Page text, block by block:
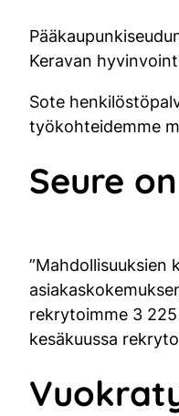
Keravan
Sote
työkohteidemme
Seure
rekrytoimme 3
kesäkuussa